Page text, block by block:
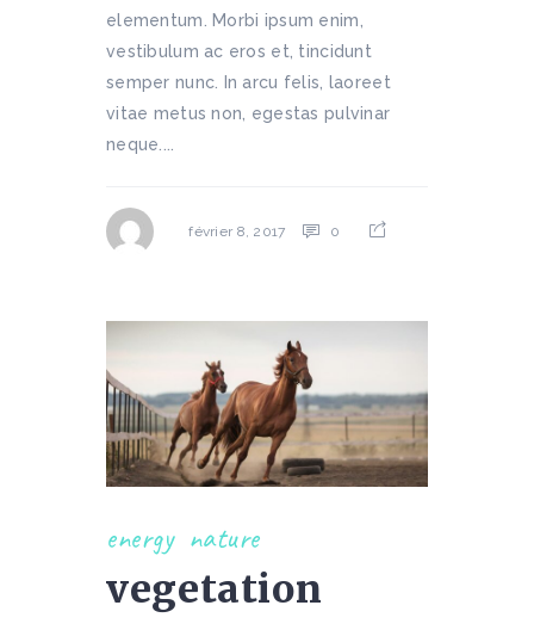
elementum. Morbi ipsum enim,
vestibulum ac eros et, tincidunt
semper nunc. In arcu felis, laoreet
vitae metus non, egestas pulvinar
neque....
février 8, 2017 0
energy nature
vegetation